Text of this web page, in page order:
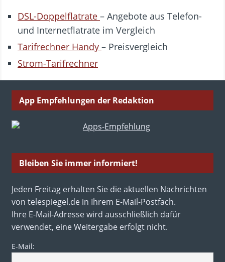
DSL-Doppelflatrate – Angebote aus Telefon-
und Internetflatrate im Vergleich
Tarifrechner Handy – Preisvergleich
Strom-Tarifrechner
App Empfehlungen der Redaktion
Bleiben Sie immer informiert!
Jeden Freitag erhalten Sie die aktuellen Nachrichten
von telespiegel.de in Ihrem E-Mail-Postfach.
Ihre E-Mail-Adresse wird ausschließlich dafür
verwendet, eine Weitergabe erfolgt nicht.
E-Mail: